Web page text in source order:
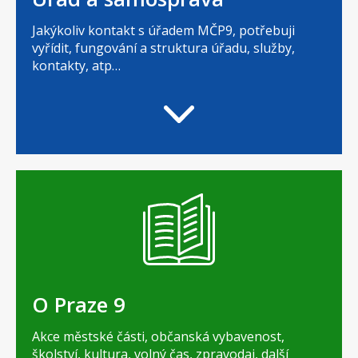
Jakýkoliv kontakt s úřadem MČP9, potřebuji
vyřídit, fungování a struktura úřadu, služby,
kontakty, atp…
O Praze 9
Akce městské části, občanská vybavenost,
školství, kultura, volný čas, zpravodaj, další